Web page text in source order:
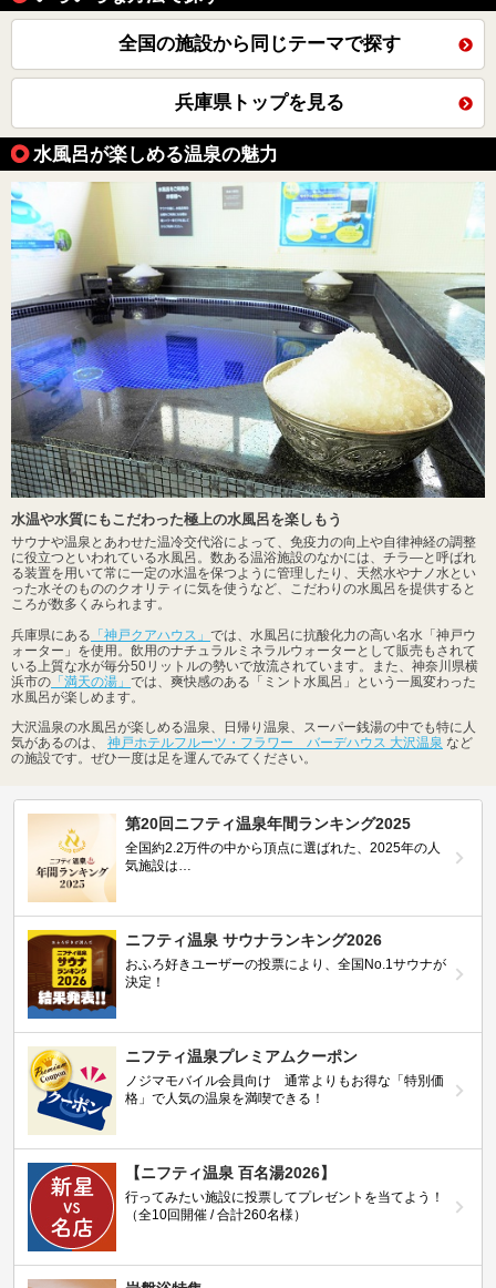
全国の施設から同じテーマで探す
兵庫県トップを見る
水風呂が楽しめる温泉の魅力
水温や水質にもこだわった極上の水風呂を楽しもう
サウナや温泉とあわせた温冷交代浴によって、免疫力の向上や自律神経の調整
に役立つといわれている水風呂。数ある温浴施設のなかには、チラ―と呼ばれ
る装置を用いて常に一定の水温を保つように管理したり、天然水やナノ水とい
った水そのもののクオリティに気を使うなど、こだわりの水風呂を提供すると
ころが数多くみられます。
兵庫県にある 「神戸クアハウス」 では、水風呂に抗酸化力の高い名水「神戸ウ
ォーター」を使用。飲用のナチュラルミネラルウォーターとして販売もされて
いる上質な水が毎分50リットルの勢いで放流されています。また、神奈川県横
浜市の 「満天の湯」 では、爽快感のある「ミント水風呂」という一風変わった
水風呂が楽しめます。
大沢温泉の水風呂が楽しめる温泉、日帰り温泉、スーパー銭湯の中でも特に人
気があるのは、 神戸ホテルフルーツ・フラワー バーデハウス 大沢温泉 など
の施設です。ぜひ一度は足を運んでみてください。
第20回ニフティ温泉年間ランキング2025
全国約2.2万件の中から頂点に選ばれた、2025年の人
気施設は…
ニフティ温泉 サウナランキング2026
おふろ好きユーザーの投票により、全国No.1サウナが
決定！
ニフティ温泉プレミアムクーポン
ノジマモバイル会員向け 通常よりもお得な「特別価
格」で人気の温泉を満喫できる！
【ニフティ温泉 百名湯2026】
行ってみたい施設に投票してプレゼントを当てよう！
（全10回開催 / 合計260名様）